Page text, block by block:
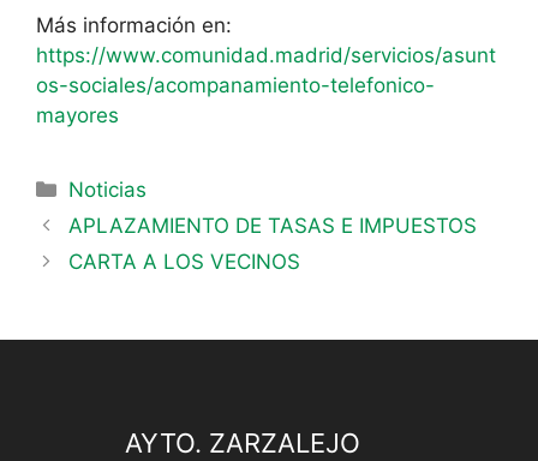
Más información en:
https://www.comunidad.madrid/servicios/asunt
os-sociales/acompanamiento-telefonico-
mayores
Noticias
APLAZAMIENTO DE TASAS E IMPUESTOS
CARTA A LOS VECINOS
AYTO. ZARZALEJO